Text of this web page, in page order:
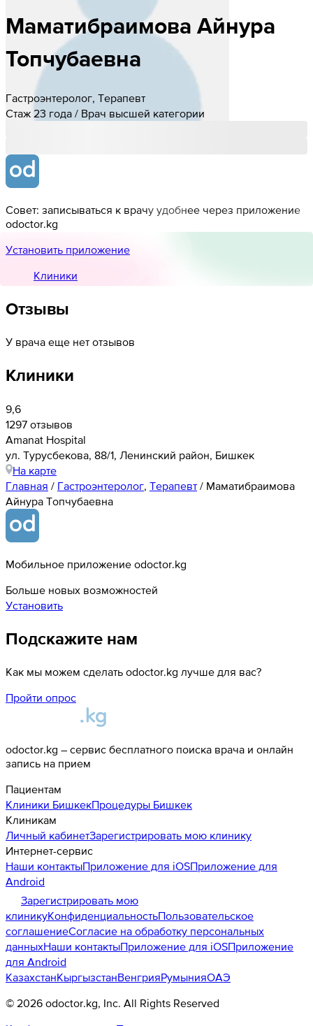
МаматибраимоваАйнура
Топчубаевна
Гастроэнтеролог, Терапевт
Стаж 23 года / Врач высшей категории
Совет: записываться к врачу удобнее через приложение
odoctor.kg
Установить приложение
Клиники
Отзывы
У врача еще нет отзывов
Клиники
9,6
1297 отзывов
Amanat Hospital
ул. ​Турусбекова, 88/1, Ленинский район, Бишкек
На карте
Главная / Гастроэнтеролог Терапевт / Маматибраимова
Айнура Топчубаевна
Мобильное приложение odoctor.kg
Больше новых возможностей
Установить
Подскажите нам
Как мы можем сделать odoctor.kg лучше для вас?
Пройти опрос
odoctor.kg – сервис бесплатного поиска врача и онлайн
запись на прием
Пациентам
Клиники БишкекПроцедуры Бишкек
Клиникам
Личный кабинетЗарегистрировать мою клинику
Интернет-сервис
Наши контактыПриложение для iOSПриложение для
Android
Зарегистрировать мою
клиникуКонфиденциальностьПользовательское
соглашениеСогласие на обработку персональных
данныхНаши контактыПриложение для iOSПриложение
для Android
КазахстанКыргызстанВенгрияРумынияОАЭ
© 2026 odoctor.kg, Inc. All Rights Reserved